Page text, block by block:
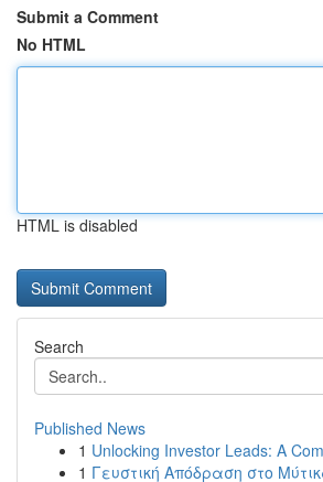
Submit a Comment
No HTML
HTML is disabled
Search
Published News
1 Unlocking Investor Leads: A
1 Γευστική Απόδραση στο